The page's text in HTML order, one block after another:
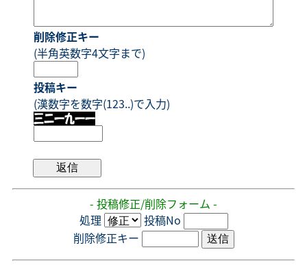
削除修正キー
(半角英数字4文字まで)
投稿キー
(漢数字を数字(123..)で入力)
- 投稿修正/削除フォーム -
処理
投稿No
削除修正キー